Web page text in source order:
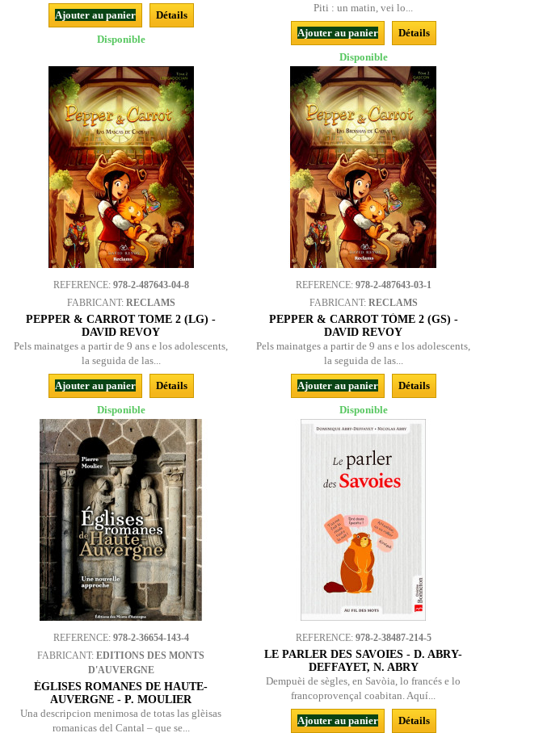
Ajouter au panier
Détails
Disponible
Piti : un matin, vei lo...
Ajouter au panier
Détails
Disponible
REFERENCE: 978-2-487643-04-8
FABRICANT: RECLAMS
PEPPER & CARROT TOME 2 (LG) -
DAVID REVOY
Pels mainatges a partir de 9 ans e los adolescents,
la seguida de las...
Ajouter au panier
Détails
Disponible
REFERENCE: 978-2-487643-03-1
FABRICANT: RECLAMS
PEPPER & CARROT TÒME 2 (GS) -
DAVID REVOY
Pels mainatges a partir de 9 ans e los adolescents,
la seguida de las...
Ajouter au panier
Détails
Disponible
REFERENCE: 978-2-36654-143-4
FABRICANT:EDITIONS DES MONTS
D'AUVERGNE
ÉGLISES ROMANES DE HAUTE-
AUVERGNE - P. MOULIER
Una descripcion menimosa de totas las glèisas
romanicas del Cantal – que se...
REFERENCE: 978-2-38487-214-5
LE PARLER DES SAVOIES - D. ABRY-
DEFFAYET, N. ABRY
Dempuèi de sègles, en Savòia, lo francés e lo
francoprovençal coabitan. Aquí...
Ajouter au panier Détails